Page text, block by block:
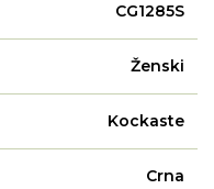
CG1285S
Ženski
Kockaste
Crna